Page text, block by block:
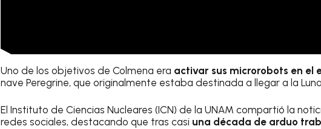
Uno de los objetivos de Colmena era activar sus microrobots en el
nave Peregrine, que originalmente estaba destinada a llegar a la
El Instituto de Ciencias Nucleares (ICN) de la UNAM compartió la
redes sociales, destacando que tras casi una década de arduo